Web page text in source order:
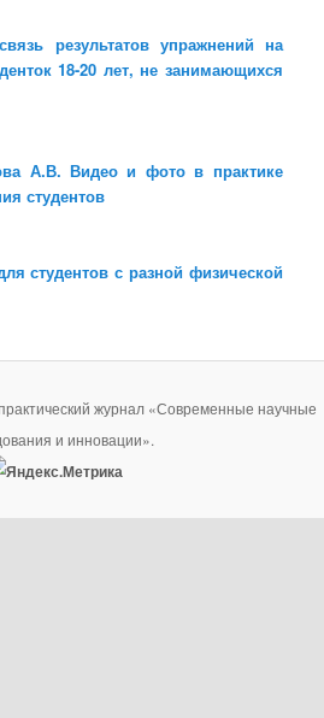
результатов упражнений на
18-20 лет, не занимающихся
А.В. Видео и фото в практике
студентов
студентов с разной физической
журнал «Современные научные
и инновации».